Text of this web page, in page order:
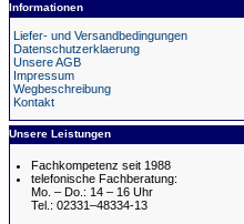
Informationen
Liefer- und Versandbedingungen
Datenschutzerklaerung
Unsere AGB
Impressum
Wegbeschreibung
Kontakt
Unsere Leistungen
Fachkompetenz seit 1988
telefonische Fachberatung:
Mo. – Do.: 14 – 16 Uhr
Tel.: 02331–48334-13